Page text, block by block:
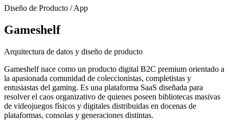
Diseño de Producto / App
Gameshelf
Arquitectura de datos y diseño de producto
Gameshelf nace como un producto digital B2C premium orientado a
la apasionada comunidad de coleccionistas, completistas y
entusiastas del gaming. Es una plataforma SaaS diseñada para
resolver el caos organizativo de quienes poseen bibliotecas masivas
de videojuegos físicos y digitales distribuidas en docenas de
plataformas, consolas y generaciones distintas.